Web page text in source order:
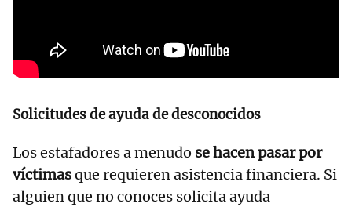
Solicitudes de ayuda de desconocidos
Los estafadores a menudo se hacen pasar por
víctimasque requieren asistencia financiera. Si
alguien que no conoces solicita ayuda